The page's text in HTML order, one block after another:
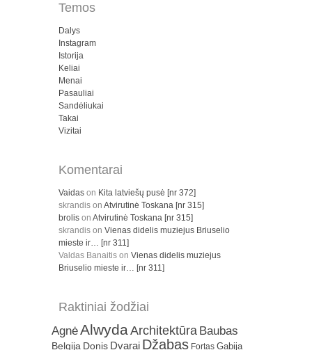
Temos
Dalys
Instagram
Istorija
Keliai
Menai
Pasauliai
Sandėliukai
Takai
Vizitai
Komentarai
Vaidas on Kita latviešų pusė [nr 372]
skrandis on Atvirutinė Toskana [nr 315]
brolis on Atvirutinė Toskana [nr 315]
skrandis on Vienas didelis muziejus Briuselio
mieste ir… [nr 311]
Valdas Banaitis on Vienas didelis muziejus
Briuselio mieste ir… [nr 311]
Raktiniai žodžiai
AgnėAlwydaArchitektūra Baubas
Belgija Donis Dvarai Džabas Fortas Gabija